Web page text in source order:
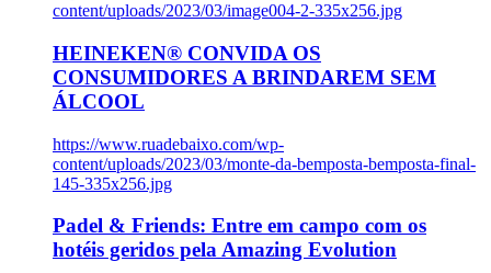
content/uploads/2023/03/image004-2-335x256.jpg
HEINEKEN® CONVIDA OS
CONSUMIDORES A BRINDAREM SEM
ÁLCOOL
https://www.ruadebaixo.com/wp-
content/uploads/2023/03/monte-da-bemposta-bemposta-final-
145-335x256.jpg
Padel & Friends: Entre em campo com os
hotéis geridos pela Amazing Evolution